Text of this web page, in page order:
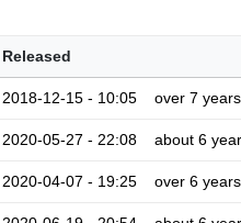
Released
2018-12-15 - 10:05 over 7 years
2020-05-27 - 22:08 about 6
2020-04-07 - 19:25 over 6 years